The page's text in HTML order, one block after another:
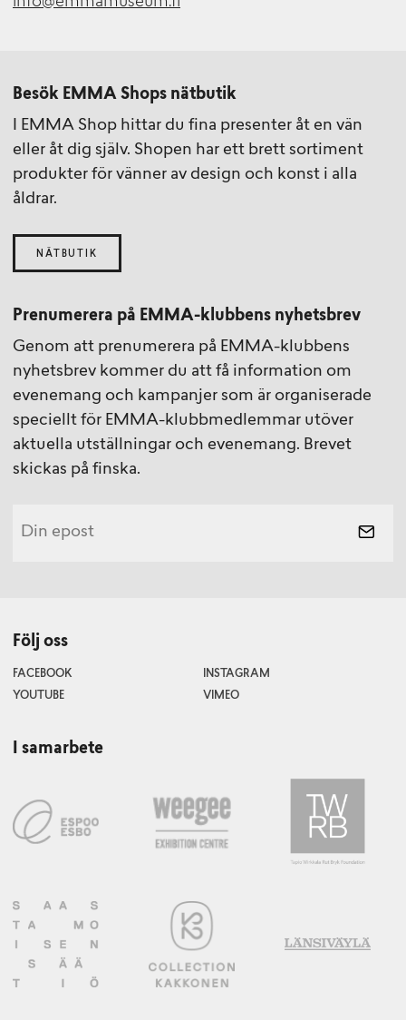
Besök EMMA Shops nätbutik
I EMMA Shop hittar du fina presenter åt en vän
eller åt dig själv. Shopen har ett brett sortiment
produkter för vänner av design och konst i alla
åldrar.
NÄTBUTIK
Prenumerera på EMMA-klubbens nyhetsbrev
Genom att prenumerera på EMMA-klubbens
nyhetsbrev kommer du att få information om
evenemang och kampanjer som är organiserade
speciellt för EMMA-klubbmedlemmar utöver
aktuella utställningar och evenemang. Brevet
skickas på finska.
Följ oss
FACEBOOK
INSTAGRAM
YOUTUBE
VIMEO
I samarbete